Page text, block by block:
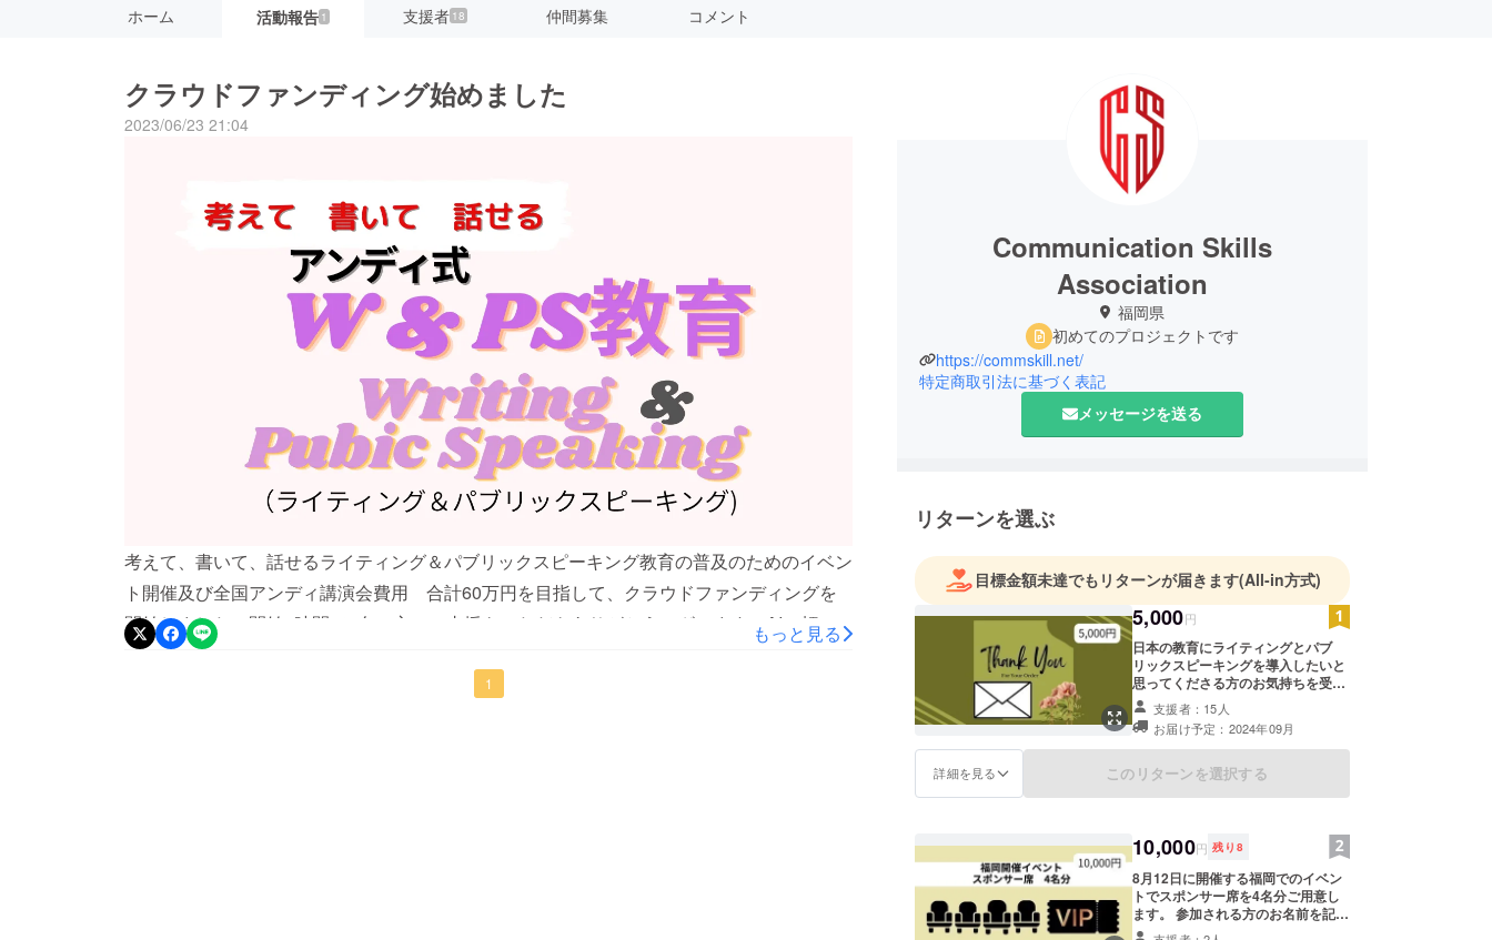
ホーム 活動報告 1 支援者 18 仲間募集 コメント
クラウドファンディング始めました
2023/06/23 21:04
考えて、書いて、話せるライティング＆パブリックスピーキング教育の普及のためのイベン
ト開催及び全国アンディ講演会費用 合計60万円を目指して、クラウドファンディングを
開始しました。開始4時間で3名の方のご支援をいただきありがとうございます。AIに頼ら
ずに頭で考えて、世界で話せる日本人を育成する教育の実現に向けて歩みつづけます。お知
合いへの声かけやSNSでのシェアをしていただけると幸いです。
もっと見る
1
Communication Skills
Association
福岡県
初めてのプロジェクトです
https://commskill.net/
特定商取引法に基づく表記
メッセージを送る
リターンを選ぶ
目標金額未達でもリターンが届きます(All-in方式)
5,000円
日本の教育にライティングとパブ
リックスピーキングを導入したいと
思ってくださる方のお気持ちを受け
取り、子どもたちに還元します。コ
ミュニケーションスキル協会の活動
を応援したいという方はこちらでお
願いします。 心を込めたお礼のメッ
セージをメールでお送りします。
支援者：15人
お届け予定：2024年09月
詳細を見る このリターンを選択する
10,000円 残り 8
8月12日に開催する福岡でのイベン
トでスポンサー席を4名分ご用意し
ます。 参加される方のお名前を記入
してください。変更可能です。